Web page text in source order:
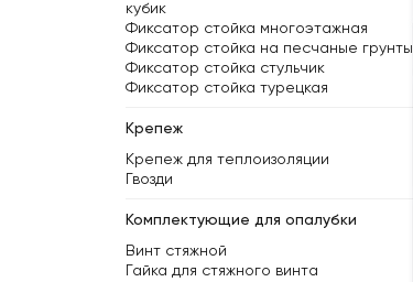
кубик
Фиксатор стойка многоэтажная
Фиксатор стойка на песчаные грунты
Фиксатор стойка стульчик
Фиксатор стойка турецкая
Крепеж
Крепеж для теплоизоляции
Гвозди
Комплектующие для опалубки
Винт стяжной
Гайка для стяжного винта